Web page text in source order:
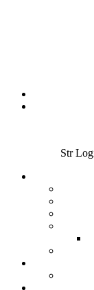
Str